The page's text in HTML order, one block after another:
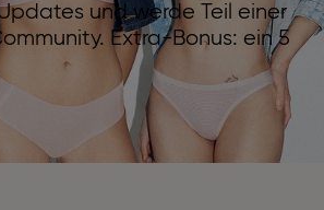
und werde Teil einer
Extra-Bonus: ein 5